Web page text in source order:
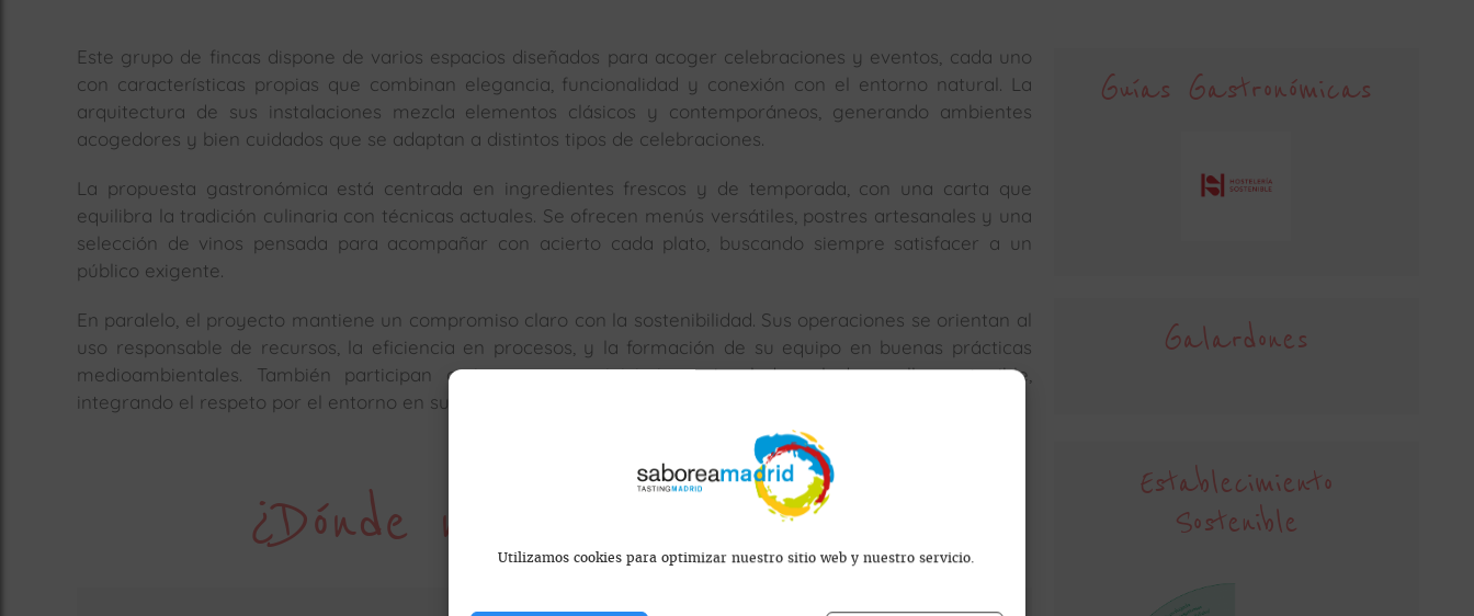
Utilizamos cookies para optimizar nuestro sitio web y nuestro servicio.
Este grupo de fincas dispone de varios espacios diseñados para acoger celebraciones y eventos, cada uno
con características propias que combinan elegancia, funcionalidad y conexión con el entorno natural. La
arquitectura de sus instalaciones mezcla elementos clásicos y contemporáneos, generando ambientes
acogedores y bien cuidados que se adaptan a distintos tipos de celebraciones.
La propuesta gastronómica está centrada en ingredientes frescos y de temporada, con una carta que
equilibra la tradición culinaria con técnicas actuales. Se ofrecen menús versátiles, postres artesanales y una
selección de vinos pensada para acompañar con acierto cada plato, buscando siempre satisfacer a un
público exigente.
En paralelo, el proyecto mantiene un compromiso claro con la sostenibilidad. Sus operaciones se orientan al
uso responsable de recursos, la eficiencia en procesos, y la formación de su equipo en buenas prácticas
medioambientales. También participan activamente en iniciativas vinculadas al desarrollo sostenible,
integrando el respeto por el entorno en su día a día.
¿Dónde nos encontramos?
Guías Gastronómicas
Galardones
Establecimiento
Sostenible